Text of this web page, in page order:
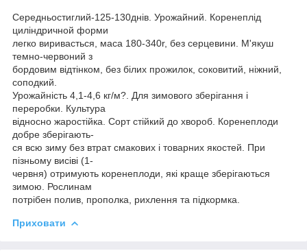
Середньостиглий-125-130днів. Урожайний. Коренеплід
циліндричной форми
легко виривасться, маса 180-340r, без серцевини. М'якуш
темно-червоний з
бордовим відтінком, без білих прожилок, соковитий, ніжний,
соподкий.
Урожайність 4,1-4,6 кг/м?. Для зимового зберігання і
переробки. Культура
відносно жаростійка. Сорт стійкий до хвороб. Коренеплоди
добре зберігають-
ся всю зиму без втрат смакових і товарних якостей. При
пізньому висiві (1-
червня) отримують коренеплоди, які краще зберігаються
зимою. Рослинам
потрібен полив, прополка, рихлення та підкормка.
Приховати